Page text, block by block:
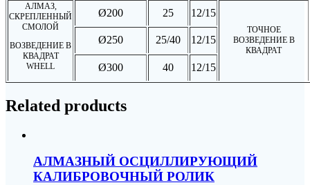
АЛМАЗ,
СКРЕПЛЕННЫЙ
СМОЛОЙ
ВОЗВЕДЕНИЕ В
КВАДРАТ
WHELL
Ø200 25 12/15
ТОЧНОЕ
ВОЗВЕДЕНИЕ В
КВАДРАТ
Ø250 25/40 12/15
Ø300 40 12/15
Related products
АЛМАЗНЫЙ ОСЦИЛЛИРУЮЩИЙ
КАЛИБРОВОЧНЫЙ РОЛИК